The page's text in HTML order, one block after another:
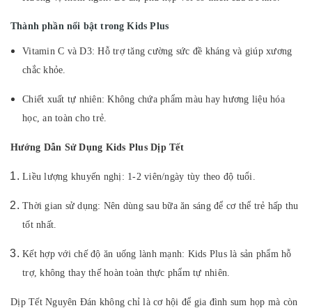
Thành phần nổi bật trong Kids Plus
Vitamin C và D3: Hỗ trợ tăng cường sức đề kháng và giúp xương
chắc khỏe.
Chiết xuất tự nhiên: Không chứa phẩm màu hay hương liệu hóa
học, an toàn cho trẻ.
Hướng Dẫn Sử Dụng Kids Plus Dịp Tết
Liều lượng khuyến nghị: 1-2 viên/ngày tùy theo độ tuổi.
Thời gian sử dụng: Nên dùng sau bữa ăn sáng để cơ thể trẻ hấp thu
tốt nhất.
Kết hợp với chế độ ăn uống lành mạnh: Kids Plus là sản phẩm hỗ
trợ, không thay thế hoàn toàn thực phẩm tự nhiên.
Dịp Tết Nguyên Đán không chỉ là cơ hội để gia đình sum họp mà còn